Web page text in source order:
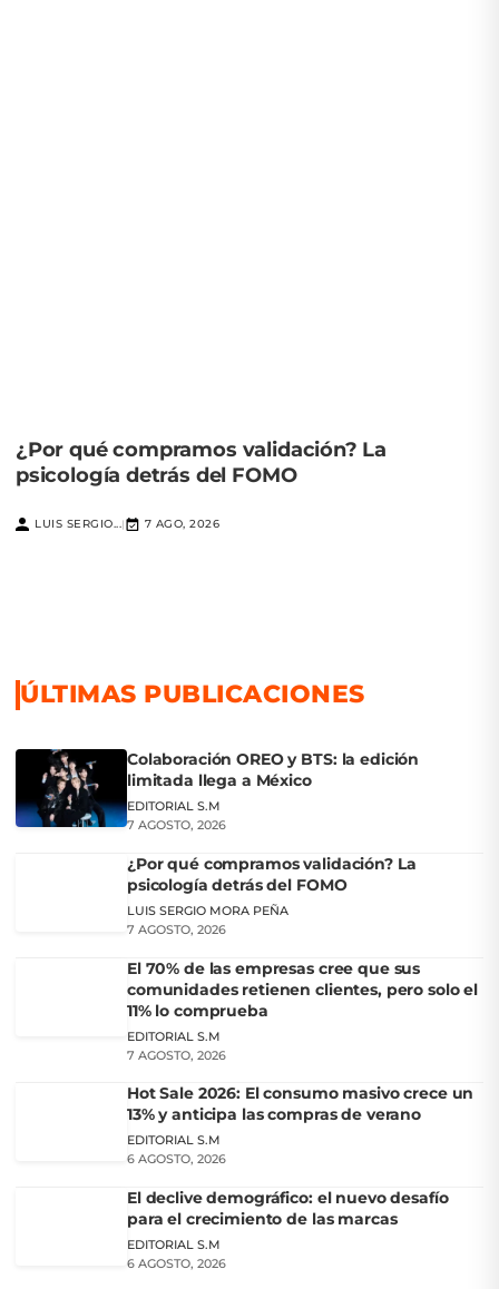
¿Por qué compramos validación? La
psicología detrás del FOMO
LUIS SERGIO...| 7 AGO, 2026
ÚLTIMAS PUBLICACIONES
Colaboración OREO y BTS: la edición
limitada llega a México
EDITORIAL S.M
7 AGOSTO, 2026
¿Por qué compramos validación? La
psicología detrás del FOMO
LUIS SERGIO MORA PEÑA
7 AGOSTO, 2026
El 70% de las empresas cree que sus
comunidades retienen clientes, pero solo el
11% lo comprueba
EDITORIAL S.M
7 AGOSTO, 2026
Hot Sale 2026: El consumo masivo crece un
13% y anticipa las compras de verano
EDITORIAL S.M
6 AGOSTO, 2026
El declive demográfico: el nuevo desafío
para el crecimiento de las marcas
EDITORIAL S.M
6 AGOSTO, 2026